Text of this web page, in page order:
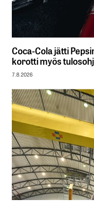
Coca-Cola jätti
korotti myös
7.8.2026